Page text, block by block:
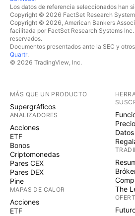
Los datos de referencia seleccionados han
Copyright © 2026 FactSet Research
Copyright © 2026, American Bankers
facilitada por FactSet Research Systems
reservados.
Documentos presentados ante la SEC y
Quartr.
© 2026 TradingView, Inc.
MÁS QUE UN PRODUCTO
Supergráficos
ANALIZADORES
Acciones
ETF
Bonos
Criptomonedas
Pares CEX
Pares DEX
Pine
MAPAS DE CALOR
Acciones
ETF
The